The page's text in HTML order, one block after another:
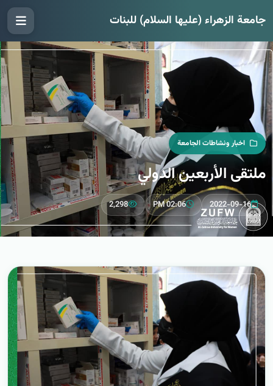
جامعة الزهراء (عليها السلام) للبنات
اخبار ونشاطات الجامعة
ملتقى الأربعين الدولي
2022-09-16
02:06 PM
2,298